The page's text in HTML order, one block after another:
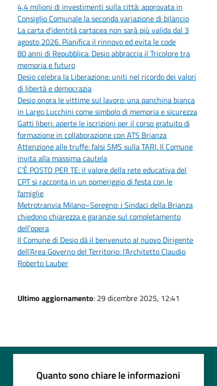
4,4 milioni di investimenti sulla città: approvata in
Consiglio Comunale la seconda variazione di bilancio
La carta d'identità cartacea non sarà più valida dal 3
agosto 2026. Pianifica il rinnovo ed evita le code
80 anni di Repubblica: Desio abbraccia il Tricolore tra
memoria e futuro
Desio celebra la Liberazione: uniti nel ricordo dei valori
di libertà e democrazia
Desio onora le vittime sul lavoro: una panchina bianca
in Largo Lucchini come simbolo di memoria e sicurezza
Gatti liberi: aperte le iscrizioni per il corso gratuito di
formazione in collaborazione con ATS Brianza
Attenzione alle truffe: falsi SMS sulla TARI. Il Comune
invita alla massima cautela
C’È POSTO PER TE: il valore della rete educativa del
CPT si racconta in un pomeriggio di festa con le
famiglie
Metrotranvia Milano–Seregno: i Sindaci della Brianza
chiedono chiarezza e garanzie sul completamento
dell’opera
Il Comune di Desio dà il benvenuto al nuovo Dirigente
dell’Area Governo del Territorio: l’Architetto Claudio
Roberto Lauber
Ultimo aggiornamento: 29 dicembre 2025, 12:41
Quanto sono chiare le informazioni